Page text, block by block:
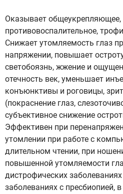
Оказывает общеукрепляющее,
противовоспалительное,
Снижает утомляемость глаз
напряжении, повышает
светобоязнь, жжение и
отечность век, уменьшает
конъюнктивы и роговицы,
(покраснение глаз,
субъективное снижение
Эффективен при
утомлении при работе с
длительном чтении, при
повышенной утомляемости
дистрофических
заболеваниях с пресбиопией, в